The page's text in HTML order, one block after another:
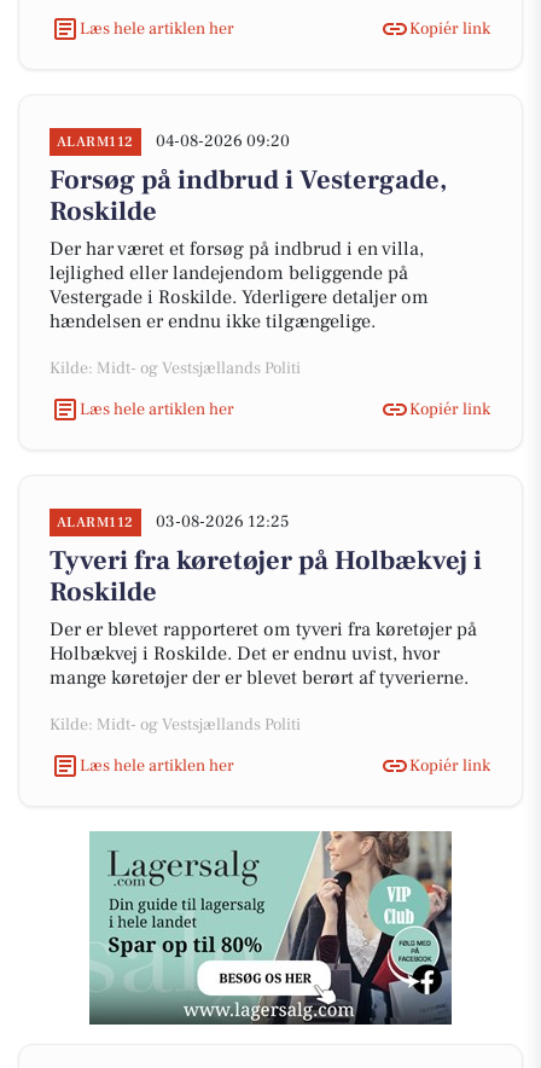
Læs hele artiklen her
Kopiér link
ALARM112 04-08-2026 09:20
Forsøg på indbrud i Vestergade,
Roskilde
Der har været et forsøg på indbrud i en villa,
lejlighed eller landejendom beliggende på
Vestergade i Roskilde. Yderligere detaljer om
hændelsen er endnu ikke tilgængelige.
Kilde: Midt- og Vestsjællands Politi
Læs hele artiklen her
Kopiér link
ALARM112 03-08-2026 12:25
Tyveri fra køretøjer på Holbækvej i
Roskilde
Der er blevet rapporteret om tyveri fra køretøjer på
Holbækvej i Roskilde. Det er endnu uvist, hvor
mange køretøjer der er blevet berørt af tyverierne.
Kilde: Midt- og Vestsjællands Politi
Læs hele artiklen her
Kopiér link